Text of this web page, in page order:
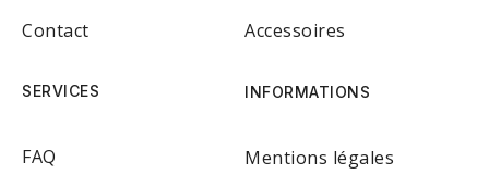
Contact
Accessoires
SERVICES
FAQ
INFORMATIONS
Mentions légales